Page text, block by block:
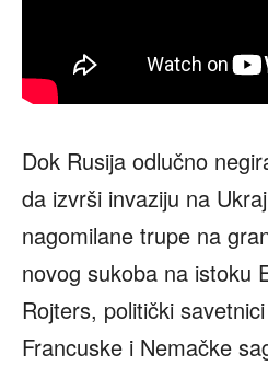
Dok Rusija odlučno
da izvrši invaziju na
nagomilane trupe na
novog sukoba na istoku
Rojters, politički
Francuske i Nemačke